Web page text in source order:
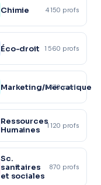
Chimie 4 150 profs
Éco-droit 1 560 profs
Marketing/Mercatique
1 870 profs
Ressources
Humaines
1 120 profs
Sc.
sanitaires
et sociales
870 profs